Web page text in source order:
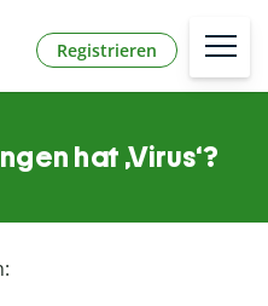
Registrieren
hat ‚Virus‘?